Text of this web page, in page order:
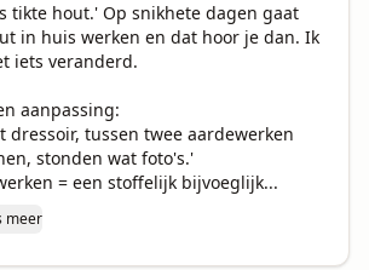
tikte hout.' Op snikhete dagen gaat
in huis werken en dat hoor je dan. Ik
iets veranderd.
aanpassing:
dressoir, tussen twee aardewerken
stonden wat foto's.'
= een stoffelijk bijvoeglijk...
meer